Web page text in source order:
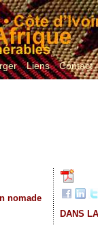
Liens Contact
nomade
DANS